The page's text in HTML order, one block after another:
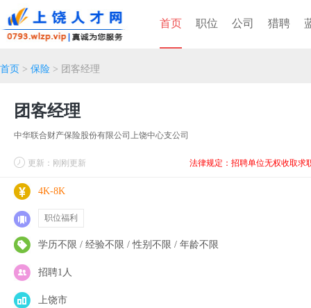
首页 职位 公司 猎聘
首页 > 保险 > 团客经理
团客经理
中华联合财产保险股份有限公司上饶中心支公司
更新：刚刚更新 法律规定：招聘单位无权收取求
4K-8K
职位福利
学历不限 / 经验不限 / 性别不限 / 年龄不限
招聘1人
上饶市